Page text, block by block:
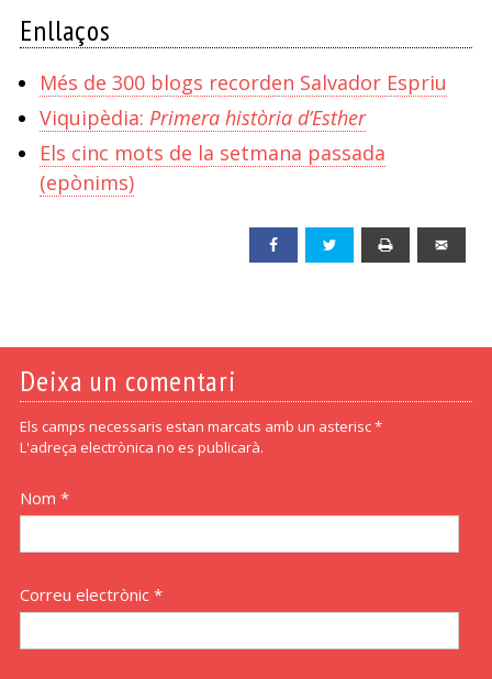
Enllaços
Més de 300 blogs recorden Salvador Espriu
Viquipèdia: Primera història d’Esther
Els cinc mots de la setmana passada
(epònims)
Facebook Twitter
Deixa un comentari
Els camps necessaris estan marcats amb un asterisc *
L'adreça electrònica no es publicarà.
Nom *
Correu electrònic *